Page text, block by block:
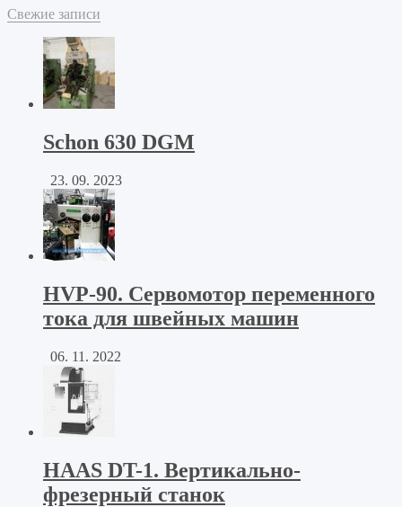
Свежие записи
Schon 630 DGM
23. 09. 2023
HVP-90. Сервомотор переменного
тока для швейных машин
06. 11. 2022
HAAS DT-1. Вертикально-
фрезерный станок